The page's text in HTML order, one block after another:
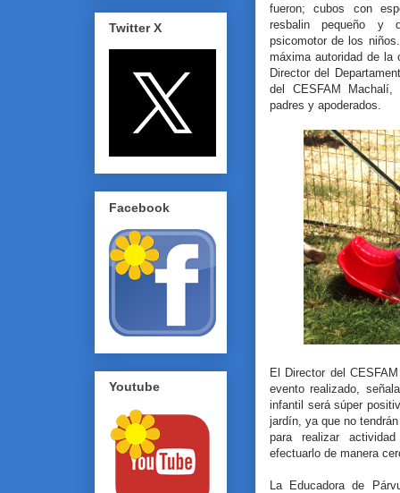
fueron; cubos con
resbalin pequeño y
psicomotor de los
máxima autoridad de la
Director del
del CESFAM Machalí,
padres y apoderados.
El Director del
evento realizado,
infantil será súper
jardín, ya que no
para realizar
efectuarlo de manera
La Educadora de
Twitter X
Facebook
Youtube